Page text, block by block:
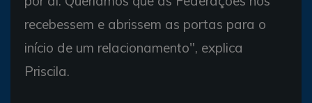
recebessem e abrissem as portas para o
início de um relacionamento", explica
Priscila.